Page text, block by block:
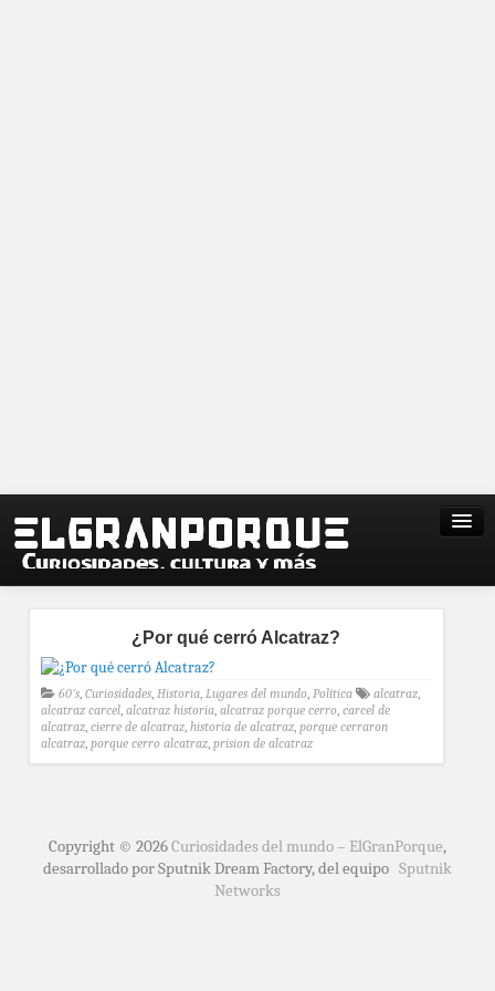
¿Por qué cerró Alcatraz?
60's, Curiosidades, Historia, Lugares del mundo, Política alcatraz,
alcatraz carcel, alcatraz historia, alcatraz porque cerro, carcel de
alcatraz, cierre de alcatraz, historia de alcatraz, porque cerraron
alcatraz, porque cerro alcatraz, prision de alcatraz
Copyright © 2026Curiosidades del mundo – ElGranPorque,
desarrollado por Sputnik Dream Factory, del equipo Sputnik
Networks